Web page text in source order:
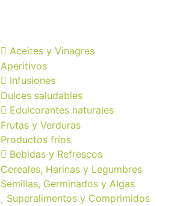
Aceites y Vinagres
Aperitivos
Infusiones
Dulces saludables
Edulcorantes naturales
Frutas y Verduras
Productos fríos
Bebidas y Refrescos
Cereales, Harinas y Legumbres
Semillas, Germinados y Algas
Superalimentos y Comprimidos